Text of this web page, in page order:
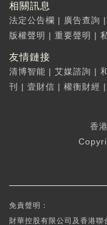
相關訊息
法定公告欄 | 廣告查詢 |
版權聲明 | 重要聲明 |
友情鏈接
清博智能 | 艾媒諮詢 |
刊
| 壹財信 | 權衡財經 |
香
免責聲明：
財華控股有限公司及香港